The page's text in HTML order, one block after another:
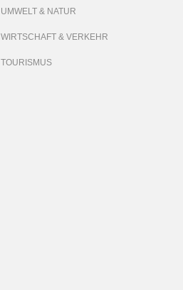
UMWELT & NATUR
WIRTSCHAFT & VERKEHR
TOURISMUS